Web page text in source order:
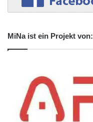
MiNa ist ein Projekt von: